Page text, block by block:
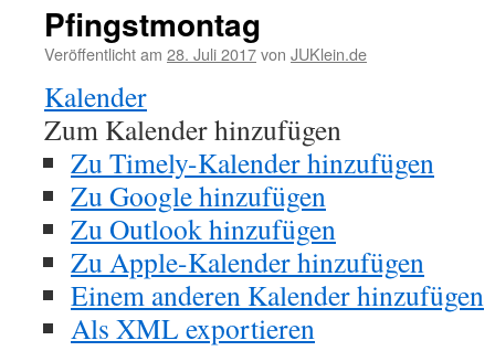
Pfingstmontag
Veröffentlicht am 28. Juli 2017von JUKlein.de
Kalender
Zum Kalender hinzufügen
Zu Timely-Kalender hinzufügen
Zu Google hinzufügen
Zu Outlook hinzufügen
Zu Apple-Kalender hinzufügen
Einem anderen Kalender hinzufügen
Als XML exportieren